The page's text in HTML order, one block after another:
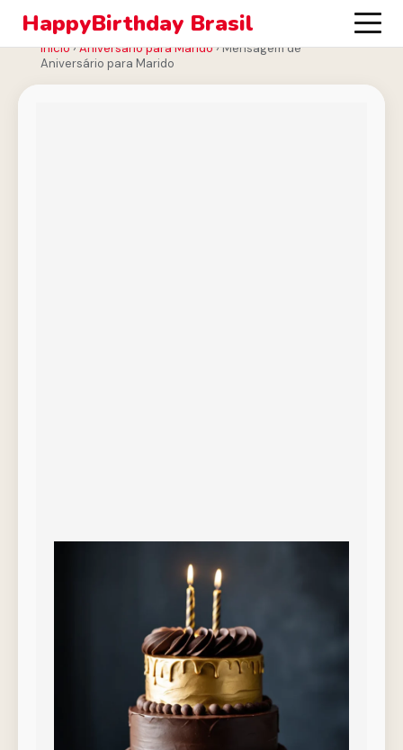
HappyBirthday Brasil
Início›Aniversário para Marido›Mensagem de
Aniversário para Marido